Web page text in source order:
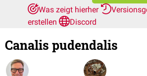
Was zeigt hierher
erstellen
Discord
Canalis pudendalis